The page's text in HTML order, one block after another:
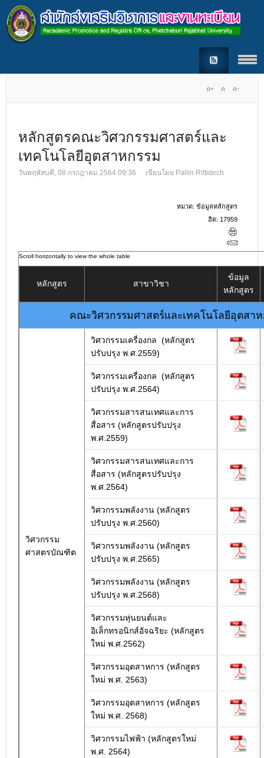
หลักสูตรคณะวิศวกรรมศาสตร์และ
เทคโนโลยีอุตสาหกรรม
วันพฤหัสบดี, 08 กรกฎาคม 2564 09:36 เขียนโดย Pailin Rittidech
หมวด: ข้อมูลหลักสูตร
ฮิต: 17959
หลักสูตร สาขาวิชา
ข้อมูล
หลักสูตร
คณะวิศวกรรมศาสตร์และเทคโนโลยีอุตสา
วิศวกรรม
ศาสตรบัณฑิต
วิศวกรรมเครื่องกล (หลักสูตร
ปรับปรุง พ.ศ.2559)
วิศวกรรมเครื่องกล (หลักสูตร
ปรับปรุง พ.ศ.2564)
วิศวกรรมสารสนเทศและการ
สื่อสาร (หลักสูตรปรับปรุง
พ.ศ.2559)
วิศวกรรมสารสนเทศและการ
สื่อสาร (หลักสูตรปรับปรุง
พ.ศ.2564)
วิศวกรรมพลังงาน (หลักสูตร
ปรับปรุง พ.ศ.2560)
วิศวกรรมพลังงาน (หลักสูตร
ปรับปรุง พ.ศ.2565)
วิศวกรรมพลังงาน (หลักสูตร
ปรับปรุง พ.ศ.2568)
วิศวกรรมหุ่นยนต์และ
อิเล็กทรอนิกส์อัจฉริยะ (หลักสูตร
ใหม่ พ.ศ.2562)
วิศวกรรมอุตสาหการ (หลักสูตร
ใหม่ พ.ศ. 2563)
วิศวกรรมอุตสาหการ (หลักสูตร
ใหม่ พ.ศ. 2568)
วิศวกรรมไฟฟ้า (หลักสูตรใหม่
พ.ศ. 2564)